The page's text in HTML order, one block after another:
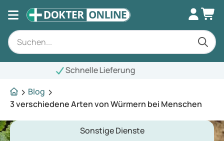
Blog
3 verschiedene Arten von Würmern bei Menschen
Sonstige Dienste